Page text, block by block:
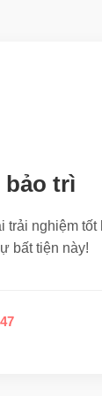
bảo trì
trải nghiệm tốt
bất tiện này!